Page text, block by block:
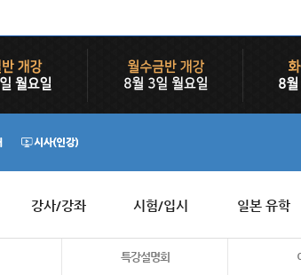
강사/강좌 시험/입시 일본 유학
특강설명회